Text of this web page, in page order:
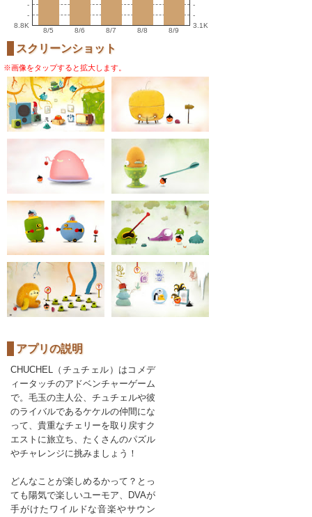
-
-
8.8K
8/5 8/6 8/7 8/8 8/9
-
-
3.1K
スクリーンショット
※画像をタップすると拡大します。
アプリの説明
CHUCHEL（チュチェル）はコメデ
ィータッチのアドベンチャーゲーム
で。毛玉の主人公、チュチェルや彼
のライバルであるケケルの仲間にな
って、貴重なチェリーを取り戻すク
エストに旅立ち、たくさんのパズル
やチャレンジに挑みましょう！
どんなことが楽しめるかって？とっ
ても陽気で楽しいユーモア、DVAが
手がけたワイルドな音楽やサウン